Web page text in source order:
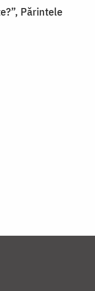
Părintele